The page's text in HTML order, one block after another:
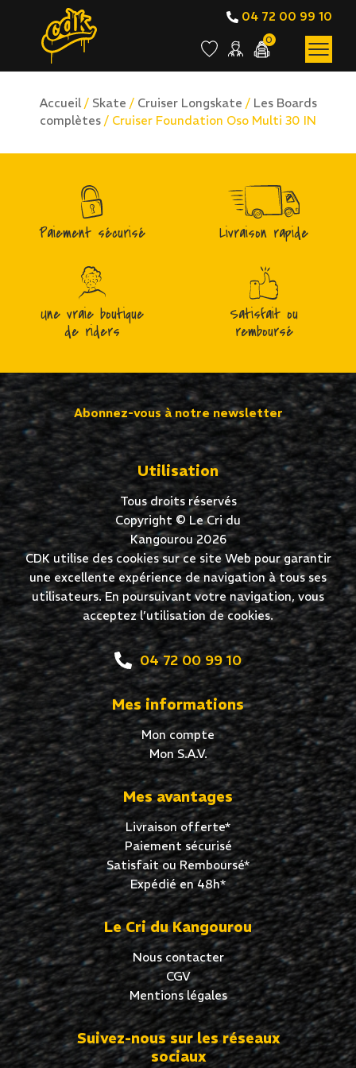
04 72 00 99 10
0
Accueil/ Skate / Cruiser Longskate / Les Boards
complètes / Cruiser Foundation Oso Multi 30 IN
Paiement sécurisé Livraison rapide
Une vraie boutique
de riders
Satisfait ou
remboursé
Abonnez-vous à notre newsletter
Utilisation
Tous droits réservés
Copyright © Le Cri du
Kangourou 2026
CDK utilise des cookies sur ce site Web pour garantir
une excellente expérience de navigation à tous ses
utilisateurs. En poursuivant votre navigation, vous
acceptez l’utilisation de cookies.
04 72 00 99 10
Mes informations
Mon compte
Mon S.A.V.
Mes avantages
Livraison offerte*
Paiement sécurisé
Satisfait ou Remboursé*
Expédié en 48h*
Le Cri du Kangourou
Nous contacter
CGV
Mentions légales
Suivez-nous sur les réseaux
sociaux